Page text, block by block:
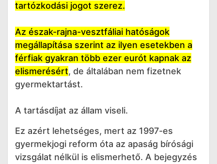
tartózkodási jogot szerez.
Az észak-rajna-vesztfáliai hatóságok
megállapítása szerint az ilyen esetekben a
férfiak gyakran több ezer eurót kapnak az
elismerésért, de általában nem fizetnek
gyermektartást.
A tartásdíjat az állam viseli.
Ez azért lehetséges, mert az 1997-es
gyermekjogi reform óta az apaság bírósági
vizsgálat nélkül is elismerhető. A bejegyzés